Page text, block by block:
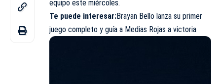
equipo este miércoles.
Te puede interesar:Brayan Bello lanza su primer
juego completo y guía a Medias Rojas a victoria